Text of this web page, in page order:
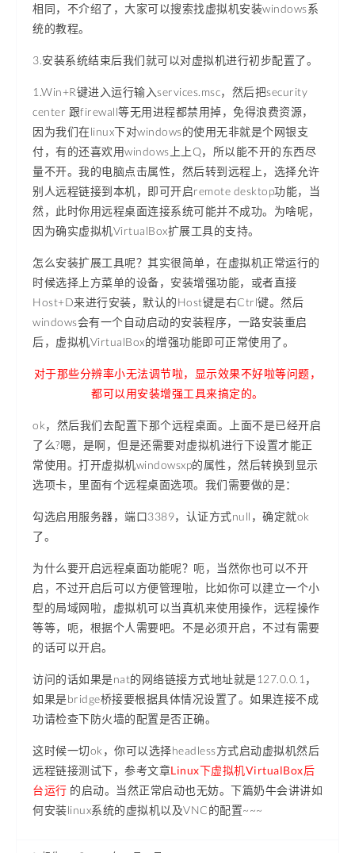
相同，不介绍了，大家可以搜索找虚拟机安装windows系
统的教程。
3.安装系统结束后我们就可以对虚拟机进行初步配置了。
1.Win+R键进入运行输入services.msc，然后把security
center 跟firewall等无用进程都禁用掉，免得浪费资源，
因为我们在linux下对windows的使用无非就是个网银支
付，有的还喜欢用windows上上Q，所以能不开的东西尽
量不开。我的电脑点击属性，然后转到远程上，选择允许
别人远程链接到本机，即可开启remote desktop功能，当
然，此时你用远程桌面连接系统可能并不成功。为啥呢，
因为确实虚拟机VirtualBox扩展工具的支持。
怎么安装扩展工具呢？其实很简单，在虚拟机正常运行的
时候选择上方菜单的设备，安装增强功能，或者直接
Host+D来进行安装，默认的Host键是右Ctrl键。然后
windows会有一个自动启动的安装程序，一路安装重启
后，虚拟机VirtualBox的增强功能即可正常使用了。
对于那些分辨率小无法调节啦，显示效果不好啦等问题，
都可以用安装增强工具来搞定的。
ok，然后我们去配置下那个远程桌面。上面不是已经开启
了么?嗯，是啊，但是还需要对虚拟机进行下设置才能正
常使用。打开虚拟机windowsxp的属性，然后转换到显示
选项卡，里面有个远程桌面选项。我们需要做的是：
勾选启用服务器，端口3389，认证方式null，确定就ok
了。
为什么要开启远程桌面功能呢？呃，当然你也可以不开
启，不过开启后可以方便管理啦，比如你可以建立一个小
型的局域网啦，虚拟机可以当真机来使用操作，远程操作
等等，呃，根据个人需要吧。不是必须开启，不过有需要
的话可以开启。
访问的话如果是nat的网络链接方式地址就是127.0.0.1，
如果是bridge桥接要根据具体情况设置了。如果连接不成
功请检查下防火墙的配置是否正确。
这时候一切ok，你可以选择headless方式启动虚拟机然后
远程链接测试下，参考文章Linux下虚拟机VirtualBox后
台运行 的启动。当然正常启动也无妨。下篇奶牛会讲讲如
何安装linux系统的虚拟机以及VNC的配置~~~